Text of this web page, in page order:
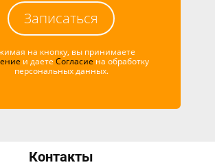
Записаться
на кнопку, вы принимаете
и даете Согласие на обработку
персональных данных.
Контакты